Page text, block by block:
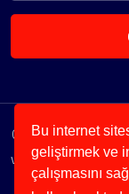
Bu internet
geliştirmek ve
çalışmasını
Copyright © 2026.
ve dağıtılması